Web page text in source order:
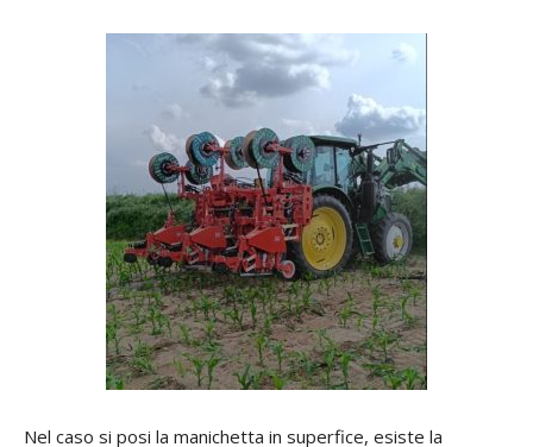
Nel caso si posi la manichetta in superfice, esiste la